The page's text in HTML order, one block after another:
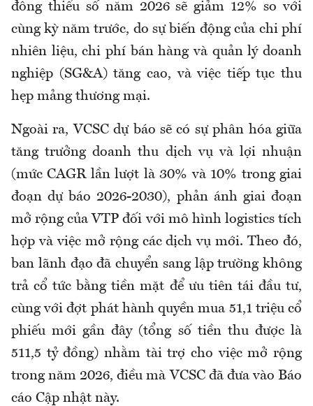
đông thiểu số năm 2026 sẽ giảm 12% so với
cùng kỳ năm trước, do sự biến động của chi phí
nhiên liệu, chi phí bán hàng và quản lý doanh
nghiệp (SG&A) tăng cao, và việc tiếp tục thu
hẹp mảng thương mại.
Ngoài ra, VCSC dự báo sẽ có sự phân hóa giữa
tăng trưởng doanh thu dịch vụ và lợi nhuận
(mức CAGR lần lượt là 30% và 10% trong giai
đoạn dự báo 2026-2030), phản ánh giai đoạn
mở rộng của VTP đối với mô hình logistics tích
hợp và việc mở rộng các dịch vụ mới. Theo đó,
ban lãnh đạo đã chuyển sang lập trường không
trả cổ tức bằng tiền mặt để ưu tiên tái đầu tư,
cùng với đợt phát hành quyền mua 51,1 triệu cổ
phiếu mới gần đây (tổng số tiền thu được là
511,5 tỷ đồng) nhằm tài trợ cho việc mở rộng
trong năm 2026, điều mà VCSC đã đưa vào Báo
cáo Cập nhật này.